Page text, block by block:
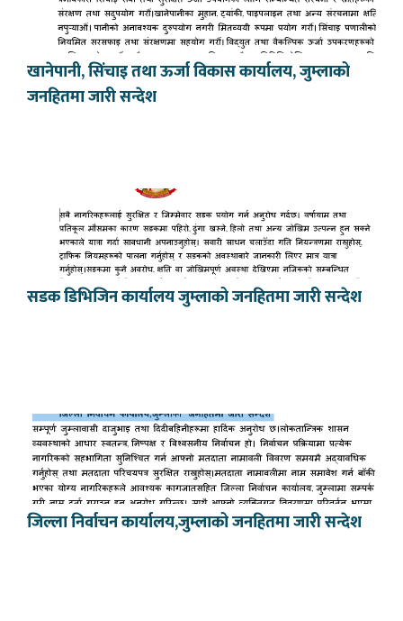
खानेपानी, सिंचाइ तथा ऊर्जा विकास कार्यालय, जुम्लाको
जनहितमा जारी सन्देश
सडक डिभिजिन कार्यालय जुम्लाको जनहितमा जारी सन्देश
जिल्ला निर्वाचन कार्यालय,जुम्लाको जनहितमा जारी सन्देश